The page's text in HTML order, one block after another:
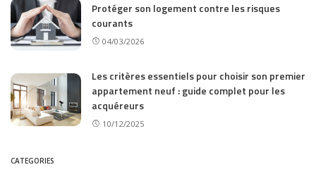
Protéger son logement contre les risques
courants
04/03/2026
Les critères essentiels pour choisir son premier
appartement neuf : guide complet pour les
acquéreurs
10/12/2025
CATEGORIES